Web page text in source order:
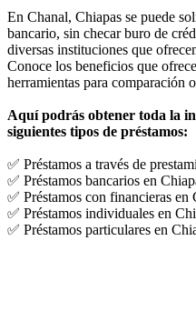
En Chanal, Chiapas se puede
bancario, sin checar buro de
diversas instituciones que
Conoce los beneficios que
herramientas para comparación
Aquí podrás obtener toda la
siguientes tipos de préstamos:
✅ Préstamos a través de
✅ Préstamos bancarios en
✅ Préstamos con financieras en
✅ Préstamos individuales en
✅ Préstamos particulares en